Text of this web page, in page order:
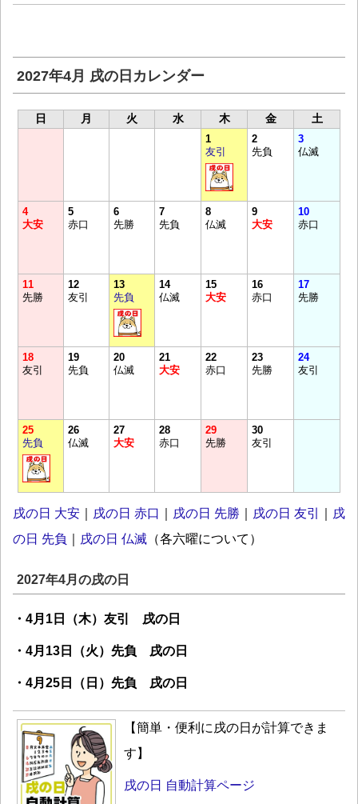
2027年4月 戌の日カレンダー
日 月 火 水 木 金 土
1
友引
2
先負
3
仏滅
4
大安
5
赤口
6
先勝
7
先負
8
仏滅
9
大安
10
赤口
11
先勝
12
友引
13
先負
14
仏滅
15
大安
16
赤口
17
先勝
18
友引
19
先負
20
仏滅
21
大安
22
赤口
23
先勝
24
友引
25
先負
26
仏滅
27
大安
28
赤口
29
先勝
30
友引
戌の日 大安 戌の日 赤口 戌の日 先勝 戌の日 友引
戌
の日 先負
戌の日 仏滅 （各六曜について）
2027年4月の戌の日
・4月1日（木）友引 戌の日
・4月13日（火）先負 戌の日
・4月25日（日）先負 戌の日
【簡単・便利に戌の日が計算できま
す】
戌の日 自動計算ページ